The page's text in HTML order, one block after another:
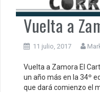
Vuelta a
11 julio, 2017
Vuelta a Zamora El
un año más en la 34º
que dará comienzo el